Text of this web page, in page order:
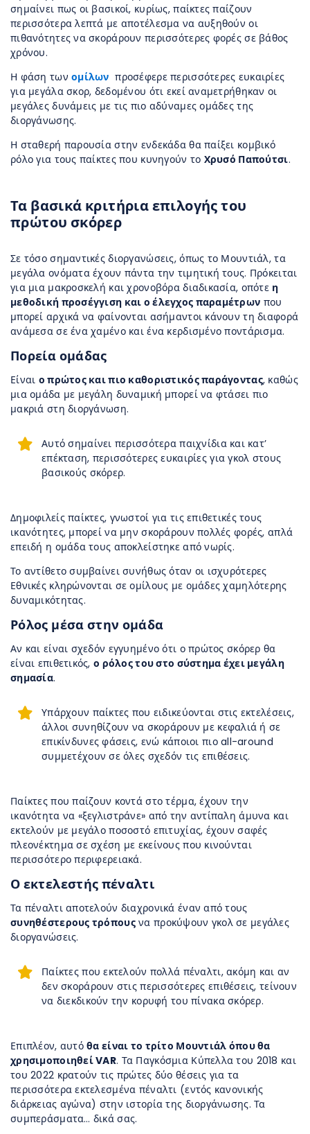
σημαίνει πως οι βασικοί, κυρίως, παίκτες παίζουν
περισσότερα λεπτά με αποτέλεσμα να αυξηθούν οι
πιθανότητες να σκοράρουν περισσότερες φορές σε βάθος
χρόνου.
Η φάση τωνομίλων προσέφερε περισσότερες ευκαιρίες
για μεγάλα σκορ, δεδομένου ότι εκεί αναμετρήθηκαν οι
μεγάλες δυνάμεις με τις πιο αδύναμες ομάδες της
διοργάνωσης.
Η σταθερή παρουσία στην ενδεκάδα θα παίξει κομβικό
ρόλο για τους παίκτες που κυνηγούν το Χρυσό Παπούτσι.
Τα βασικά κριτήρια επιλογής του
πρώτου σκόρερ
Σε τόσο σημαντικές διοργανώσεις, όπως το Μουντιάλ, τα
μεγάλα ονόματα έχουν πάντα την τιμητική τους. Πρόκειται
για μια μακροσκελή και χρονοβόρα διαδικασία, οπότε η
μεθοδική προσέγγιση και ο έλεγχος παραμέτρων που
μπορεί αρχικά να φαίνονται ασήμαντοι κάνουν τη διαφορά
ανάμεσα σε ένα χαμένο και ένα κερδισμένο ποντάρισμα.
Πορεία ομάδας
Είναι ο πρώτος και πιο καθοριστικός παράγοντας, καθώς
μια ομάδα με μεγάλη δυναμική μπορεί να φτάσει πιο
μακριά στη διοργάνωση.
Αυτό σημαίνει περισσότερα παιχνίδια και κατ’
επέκταση, περισσότερες ευκαιρίες για γκολ στους
βασικούς σκόρερ.
Δημοφιλείς παίκτες, γνωστοί για τις επιθετικές τους
ικανότητες, μπορεί να μην σκοράρουν πολλές φορές, απλά
επειδή η ομάδα τους αποκλείστηκε από νωρίς.
Το αντίθετο συμβαίνει συνήθως όταν οι ισχυρότερες
Εθνικές κληρώνονται σε ομίλους με ομάδες χαμηλότερης
δυναμικότητας.
Ρόλος μέσα στην ομάδα
Αν και είναι σχεδόν εγγυημένο ότι ο πρώτος σκόρερ θα
είναι επιθετικός,ο ρόλος του στο σύστημα έχει μεγάλη
σημασία.
Υπάρχουν παίκτες που ειδικεύονται στις εκτελέσεις,
άλλοι συνηθίζουν να σκοράρουν με κεφαλιά ή σε
επικίνδυνες φάσεις, ενώ κάποιοι πιο all-around
συμμετέχουν σε όλες σχεδόν τις επιθέσεις.
Παίκτες που παίζουν κοντά στο τέρμα, έχουν την
ικανότητα να «ξεγλιστράνε» από την αντίπαλη άμυνα και
εκτελούν με μεγάλο ποσοστό επιτυχίας, έχουν σαφές
πλεονέκτημα σε σχέση με εκείνους που κινούνται
περισσότερο περιφερειακά.
Ο εκτελεστής πέναλτι
Τα πέναλτι αποτελούν διαχρονικά έναν από τους
συνηθέστερους τρόπουςνα προκύψουν γκολ σε μεγάλες
διοργανώσεις.
Παίκτες που εκτελούν πολλά πέναλτι, ακόμη και αν
δεν σκοράρουν στις περισσότερες επιθέσεις, τείνουν
να διεκδικούν την κορυφή του πίνακα σκόρερ.
Επιπλέον, αυτόθα είναι το τρίτο Μουντιάλ όπου θα
χρησιμοποιηθεί VAR. Τα Παγκόσμια Κύπελλα του 2018 και
του 2022 κρατούν τις πρώτες δύο θέσεις για τα
περισσότερα εκτελεσμένα πέναλτι (εντός κανονικής
διάρκειας αγώνα) στην ιστορία της διοργάνωσης. Τα
συμπεράσματα… δικά σας.